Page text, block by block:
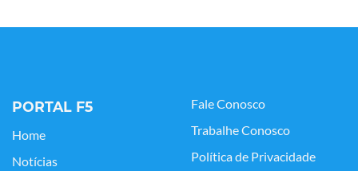
PORTAL F5
Home
Notícias
Fale Conosco
Trabalhe Conosco
Política de Privacidade